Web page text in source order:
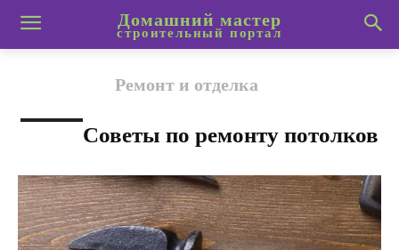
Домашний мастер
строительный портал
Ремонт и отделка
Советы по ремонту потолков